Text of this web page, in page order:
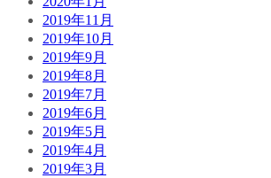
2019年11月
2019年10月
2019年9月
2019年8月
2019年7月
2019年6月
2019年5月
2019年4月
2019年3月